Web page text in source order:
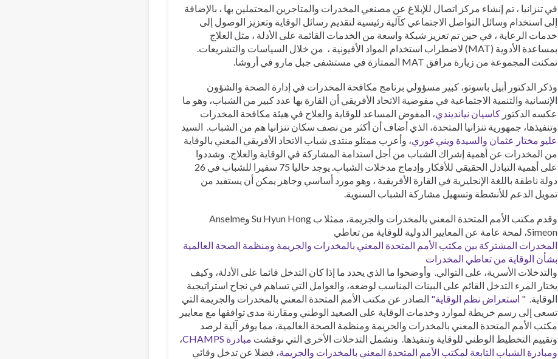
في تنزانيا ، تم إنشاء مركز اتصال للإبلاغ عن مصنعي المخدرات والمتاجرين المحتملين بها ، بالإضافة
إلى استخدام وسائل التواصل الاجتماعي كآلية رئيسية لتقديم رسائل الوقاية وتعزيز الوصول إلى
خدمات الرعاية ، في حين تم تعزيز شبكة واسعة من الخدمات القائمة على الأدلة ، مثل العلاج
بمساعدة الأدوية (MAT) لاضطراب استخدام المواد الأفيونية ، من خلال السياسات والتشريعات.
تمكنت المجموعة من زيارة مرافق MAT الممتازة في مستشفى جبل مارو في أروشا.
وذكر الدكتور أبيل باسوتو، كبير مسؤولي برنامج مكافحة المخدرات في إدارة الصحة والشؤون
الإنسانية والتنمية الاجتماعية في مفوضية الاتحاد الأفريقي أن القارة بها عدد كبير من الشباب، وهو ما
عكسه الدكتور كاسيان نيانديندي، المفوض المساعد للوقاية والعلاج في هيئة مكافحة المخدرات
وتنفيذها، جمهورية تنزانيا المتحدة، الذي أضاف أن أكثر من نصف سكان تنزانيا هم من الشباب. السيد
عليو مختار عثمان والسيدة ويني غوري، وأعرب ممثلو منتدى شباب الاتحاد الأفريقي المعني بالوقاية
من المخدرات عن أهمية إشراك الشباب من أجل استدامة المشاركة في الوقاية والعلاج. وشددوا
على أهمية التبادل الحقيقي للأفكار وإدماج مدخلات الشباب. يوجد حاليا 75 سفيرا للشباب في 26
دولة ناطقة باللغة الإنجليزية في القارة الأفريقية ، وهو مورد أساسي وجاهز يمكن أن يستفيد من
تمويل الدعم للأنشطة وتسهيل مشاركة الشباب السنوية.
وقدم مكتب الأمم المتحدة المعني بالمخدرات والجريمة، ممثلا ب Su Hyun Hong وAnselme
Simeon، لمحة عامة عن المعايير الدولية للوقاية من تعاطي
المخدرات المشتركة بين مكتب الأمم المتحدة المعني بالمخدرات والجريمة ومنظمة الصحة العالمية
بشأن الوقاية من تعاطي المخدرات
والتدخلات الأسرية، على التوالي. وأوضحوا ما الذي يحدد ما إذا كان التدخل قائما على الأدلة، وكيف
يختار المرء التدخل القائم على البينات المناسب لوضعه، والعوامل التي تساهم في نجاح استراتيجية
الوقاية. " استعراض نظم الوقاية" الصادر عن مكتب الأمم المتحدة المعني بالمخدرات والجريمة التي
تسعى إلى رسم خريطة لموارد وخدمات الوقاية على الصعيد الوطني ومقارنة مدى توافقها مع معايير
مكتب الأمم المتحدة المعني بالمخدرات والجريمة ومنظمة الصحة العالمية، مما يوفر آلية لرصد
وتقييم التخطيط الوطني للوقاية وتنفيذها. وتشمل التدخلات الأخرى التي نوقشت مبادرة CHAMPS
،
ومبادرة الشباب التابعة لمكتب الأمم المتحدة المعني بالمخدرات والجريمة، فضلا عن تدخل وقائي